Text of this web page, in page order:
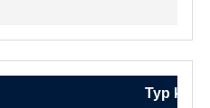
Typ kotła